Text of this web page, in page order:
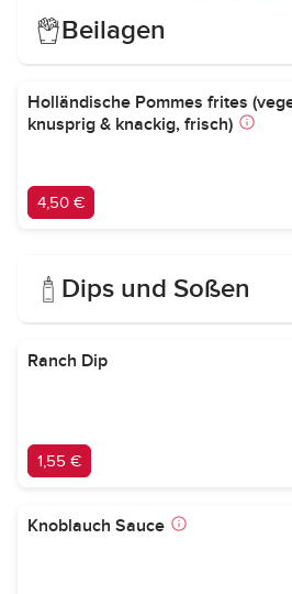
Beilagen
Holländische Pommes frites
knusprig & knackig, frisch)
4,50 €
Dips und Soßen
Ranch Dip
1,55 €
Knoblauch Sauce